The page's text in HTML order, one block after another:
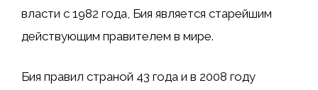
власти с 1982 года, Бия является старейшим
действующим правителем в мире.
Бия правил страной 43 года и в 2008 году